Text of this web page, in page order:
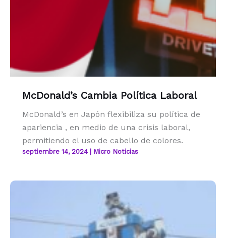
McDonald’s Cambia Política Laboral
McDonald’s en Japón flexibiliza su política de
apariencia , en medio de una crisis laboral,
permitiendo el uso de cabello de colores.
septiembre 14, 2024 Micro Noticias